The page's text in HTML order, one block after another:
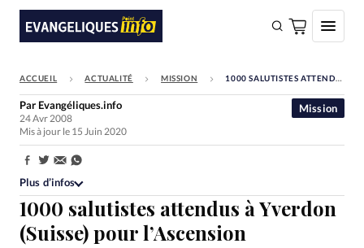
FAIRE UN DON
Faire un don
Société
Monde
Bible
ACCUEIL ACTUALITÉ MISSION 1000 SALUTISTES ATTENDUS À YVERDON (SUISSE) POUR L’ASCENSION
1000 salutistes attendus à Yverdon
(Suisse) pour l’Ascension
Mission
Par Evangéliques.info
24 Avr 2008
Mis à jour le 15 Juin 2020
Partager:
Plus d’infos